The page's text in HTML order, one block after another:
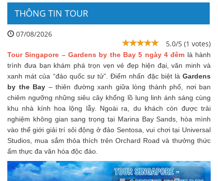
THÔNG TIN TOUR
07/08/2026
5.0/5 (1 votes)
Tour Singapore – Gardens by the Bay 5 ngày 4 đêm là hành
trình đưa bạn khám phá trọn vẹn vẻ đẹp hiện đại, văn minh và
xanh mát của “đảo quốc sư tử”. Điểm nhấn đặc biệt là Gardens
by the Bay – thiên đường xanh giữa lòng thành phố, nơi bạn
chiêm ngưỡng những siêu cây khổng lồ lung linh ánh sáng cùng
khu nhà kính hoa lộng lẫy. Ngoài ra, du khách còn được trải
nghiệm không gian sang trọng tại Marina Bay Sands, hòa mình
vào thế giới giải trí sôi động ở đảo Sentosa, vui chơi tại Universal
Studios, mua sắm thỏa thích trên Orchard Road và thưởng thức
ẩm thực đa văn hóa độc đáo.